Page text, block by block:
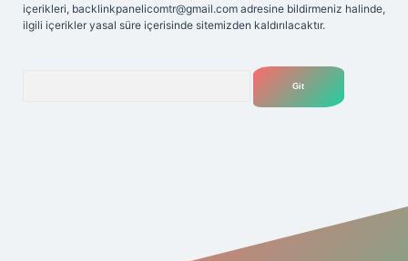
içerikleri, backlinkpanelicomtr@gmail.com adresine bildirmeniz halinde,
ilgili içerikler yasal süre içerisinde sitemizden kaldırılacaktır.